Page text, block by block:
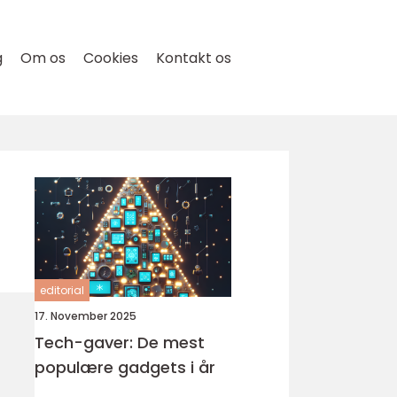
Om os Cookies Kontakt os
editorial
17. November 2025
Tech-gaver: De mest
populære gadgets i år